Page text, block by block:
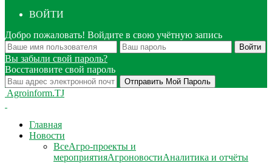
ВОЙТИ
Добро пожаловать! Войдите в свою учётную запись
Вы забыли свой пароль?
Восстановите свой пароль
Agroinform.TJ
Главная
Новости
ВсеАгро-проекты и
мероприятияАгроновостиАналитика и отчёты